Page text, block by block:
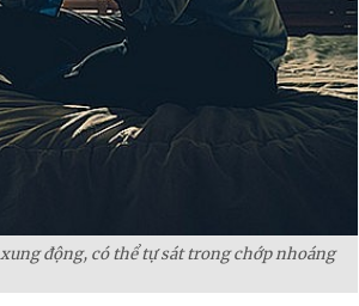
động, có thể tự sát trong chớp nhoáng